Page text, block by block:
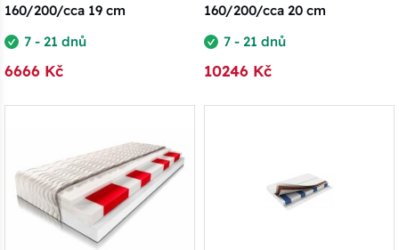
160/200/cca 19 cm
7 - 21 dnů
6666 Kč
160/200/cca 20 cm
7 - 21 dnů
10246 Kč